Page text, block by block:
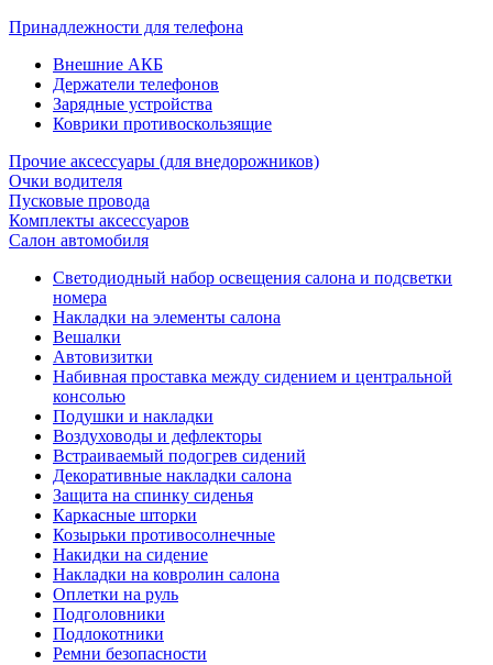
Принадлежности для телефона
Внешние АКБ
Держатели телефонов
Зарядные устройства
Коврики противоскользящие
Прочие аксессуары (для внедорожников)
Очки водителя
Пусковые провода
Комплекты аксессуаров
Салон автомобиля
Светодиодный набор освещения салона и подсветки
номера
Накладки на элементы салона
Вешалки
Автовизитки
Набивная проставка между сидением и центральной
консолью
Подушки и накладки
Воздуховоды и дефлекторы
Встраиваемый подогрев сидений
Декоративные накладки салона
Защита на спинку сиденья
Каркасные шторки
Козырьки противосолнечные
Накидки на сидение
Накладки на ковролин салона
Оплетки на руль
Подголовники
Подлокотники
Ремни безопасности